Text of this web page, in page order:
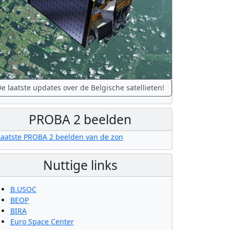
laatste updates over de Belgische satellieten!
PROBA 2 beelden
Nuttige links
B.USOC
BEOP
BIRA
Euro Space Center